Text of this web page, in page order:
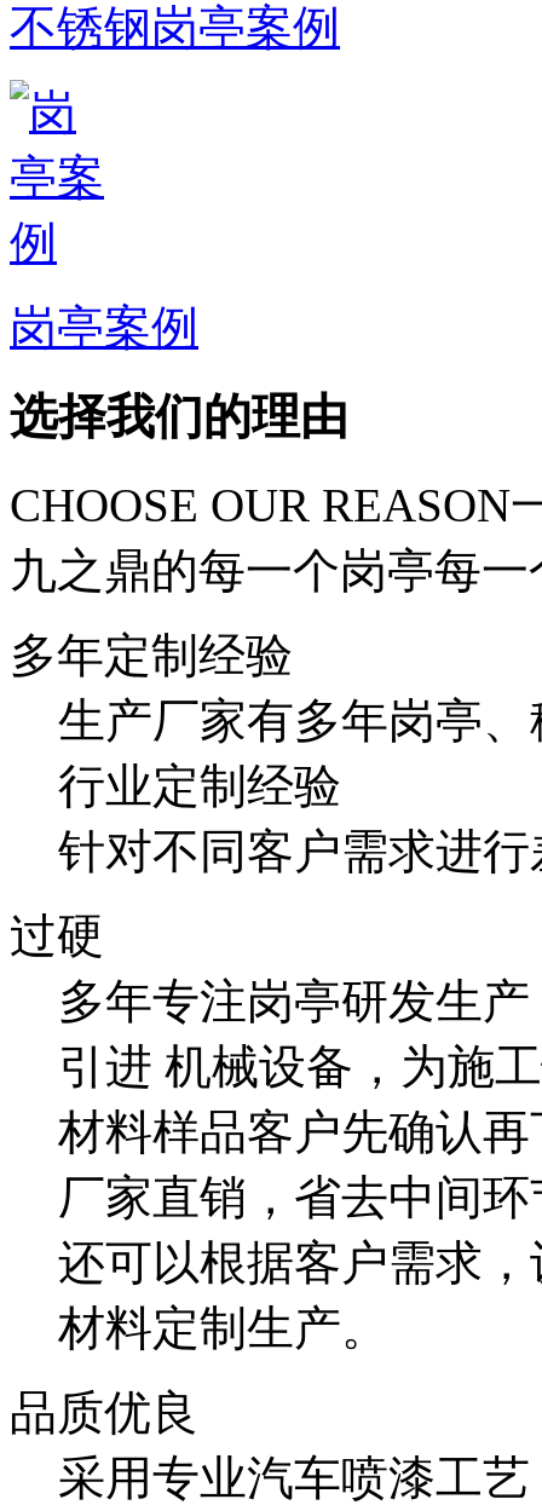
不锈钢岗亭案例
岗亭案例
选择我们的理由
CHOOSE OUR REASON
九之鼎的每一个岗亭每
多年定制经验
生产厂家有多年岗亭
行业定制经验
针对不同客户需求进
过硬
多年专注岗亭研发生
引进 机械设备，为施
材料样品客户先确认
厂家直销，省去中间环
还可以根据客户需求
材料定制生产。
品质优良
采用专业汽车喷漆工